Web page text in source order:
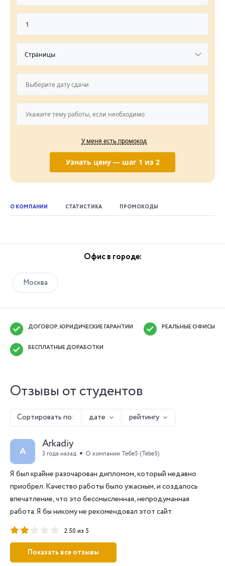
О КОМПАНИИ СТАТИСТИКА ПРОМОКОДЫ
Офис в городе:
Москва
ДОГОВОР, ЮРИДИЧЕСКИЕ ГАРАНТИИ РЕАЛЬНЫЕ ОФИСЫ
БЕСПЛАТНЫЕ ДОРАБОТКИ
Отзывы от студентов
Сортировать по: дате рейтингу
A
Arkadiy
3 года назад О компании Тебе5 (Tebe5)
2.50 из 5
Я был крайне разочарован дипломом, который недавно
приобрел. Качество работы было ужасным, и создалось
впечатление, что это бессмысленная, непродуманная
работа. Я бы никому не рекомендовал этот сайт.
Показать все отзывы
У меня есть промокод
Узнать цену — шаг 1 из 2